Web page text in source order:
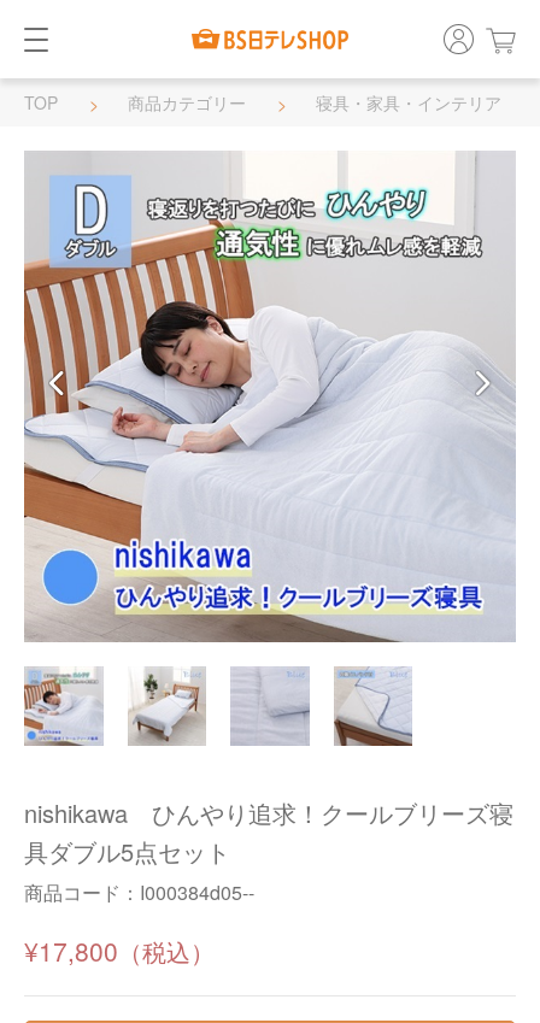
TOP 商品カテゴリー
寝具・家具・インテリア
寝具
nishikawa ひんやり追求！クールブリーズ寝
具ダブル5点セット
商品コード： I000384d05--
¥17,800